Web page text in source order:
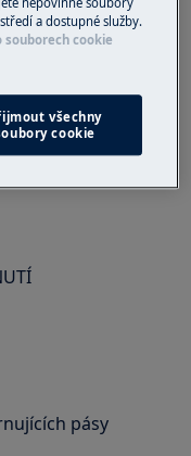
prací
brýle.
pásy
nepovinné soubory
a dostupné služby.
souborech cookie
všechny
cookie